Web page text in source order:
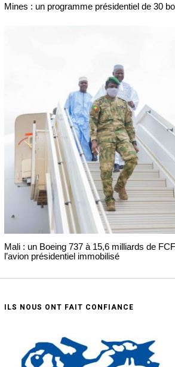
Mines : un programme présidentiel de 30
Mali : un Boeing 737 à 15,6 milliards de
l’avion présidentiel immobilisé
ILS NOUS ONT FAIT CONFIANCE